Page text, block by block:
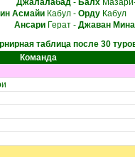
Джалалабад- Балх
АсмайиКабул- ОрдуКабул
АнсариГерат- Джаван
таблица после 30
Команда